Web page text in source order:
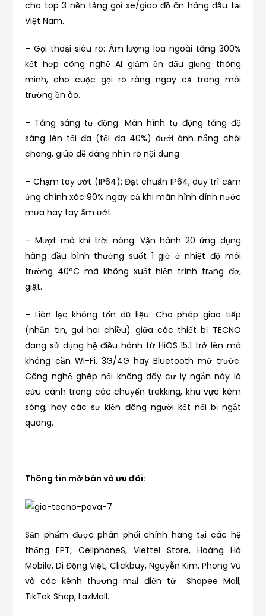
cho top 3 nền tảng gọi xe/giao đồ ăn hàng đầu tại
Việt Nam.
– Gọi thoại siêu rõ: Âm lượng loa ngoài tăng 300%
kết hợp công nghệ AI giảm ồn dấu giọng thông
minh, cho cuộc gọi rõ ràng ngay cả trong môi
trường ồn ào.
– Tăng sáng tự động: Màn hình tự động tăng độ
sáng lên tối đa (tối đa 40%) dưới ánh nắng chói
chang, giúp dễ dàng nhìn rõ nội dung.
– Chạm tay ướt (IP64): Đạt chuẩn IP64, duy trì cảm
ứng chính xác 90% ngay cả khi màn hình dính nước
mưa hay tay ẩm ướt.
– Mượt mà khi trời nóng: Vận hành 20 ứng dụng
hàng đầu bình thường suốt 1 giờ ở nhiệt độ môi
trường 40°C mà không xuất hiện trình trạng đơ,
giật.
– Liên lạc không tốn dữ liệu: Cho phép giao tiếp
(nhắn tin, gọi hai chiều) giữa các thiết bị TECNO
đang sử dụng hệ điều hành từ HiOS 15.1 trở lên mà
không cần Wi-Fi, 3G/4G hay Bluetooth mở trước.
Công nghệ ghép nối không dây cự ly ngắn này là
cứu cánh trong các chuyến trekking, khu vực kém
sóng, hay các sự kiện đông người kết nối bị ngắt
quãng.
Thông tin mở bán và ưu đãi:
Sản phẩm được phân phối chính hãng tại các hệ
thống FPT, CellphoneS, Viettel Store, Hoàng Hà
Mobile, Di Động Việt, Clickbuy, Nguyễn Kim, Phong Vũ
và các kênh thương mại điện tử Shopee Mall,
TikTok Shop, LazMall.